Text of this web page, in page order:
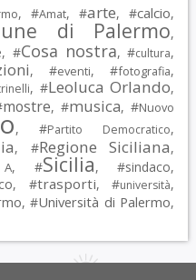
, #Amat, #arte, #calcio,
di Palermo,
, #Cosa nostra, #cultura,
, #eventi, #fotografia,
, #Leoluca Orlando,
mostre, #musica, #Nuovo
, #Partito Democratico,
, #Regione Siciliana,
, #Sicilia, #sindaco,
, #trasporti, #università,
, #Università di Palermo,